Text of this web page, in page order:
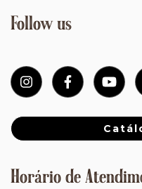
Follow us
Horário de